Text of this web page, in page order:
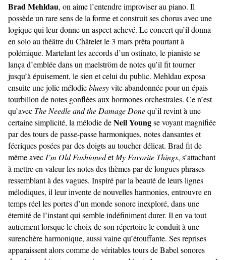
Brad Mehldau, on aime l’entendre improviser au piano. Il
possède un rare sens de la forme et construit ses chorus avec une
logique qui leur donne un aspect achevé. Le concert qu’il donna
en solo au théâtre du Châtelet le 3 mars prêta pourtant à
polémique. Martelant les accords d’un ostinato, le pianiste se
lança d’emblée dans un maelström de notes qu’il fit tourner
jusqu’à épuisement, le sien et celui du public. Mehldau exposa
ensuite une jolie mélodiebluesyvite abandonnée pour un épais
tourbillon de notes gonflées aux hormones orchestrales. Ce n’est
qu’avec The Needle and the Damage Donequ’il revint à une
certaine simplicité, la mélodie deNeil Youngse voyant magnifiée
par des tours de passe-passe harmoniques, notes dansantes et
féeriques posées par des doigts au toucher délicat. Brad fit de
même avec I’m Old FashionedetMy Favorite Things, s’attachant
à mettre en valeur les notes des thèmes par de longues phrases
ressemblant à des vagues. Inspiré par la beauté de leurs lignes
mélodiques, il leur invente de nouvelles harmonies, entrouvre en
temps réel les portes d’un monde sonore inexploré, dans une
éternité de l’instant qui semble indéfiniment durer. Il en va tout
autrement lorsque le choix de son répertoire le conduit à une
surenchère harmonique, aussi vaine qu’étouffante. Ses reprises
apparaissent alors comme de véritables tours de Babel sonores